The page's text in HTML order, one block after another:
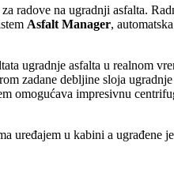
radove na ugradnji asfalta.
Asfalt Manager,
ugradnje asfalta u realnom
zadane debljine sloja
omogućava impresivnu
uređajem u kabini a ugrađene